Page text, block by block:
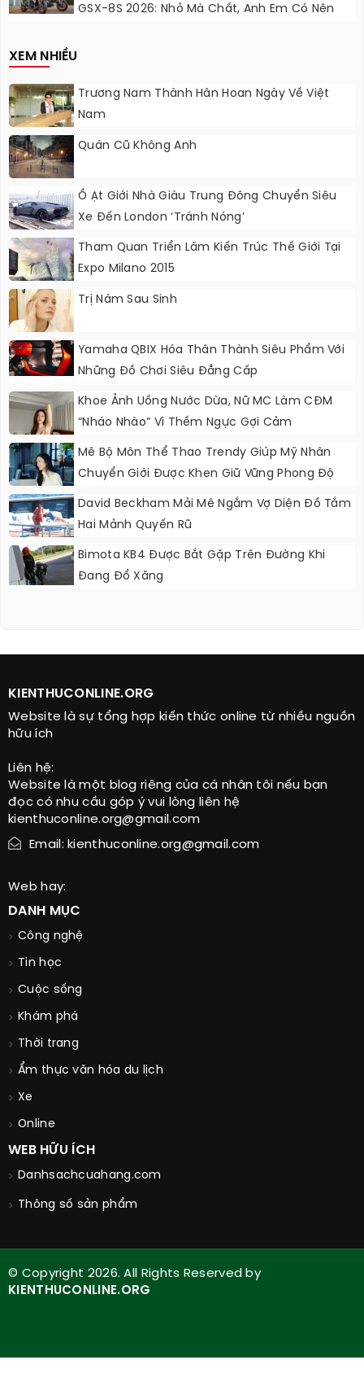
GSX-8S 2026: Nhỏ Mà Chất, Anh Em Có Nên
XEM NHIỀU
Trương Nam Thành Hân Hoan Ngày Về Việt
Nam
Quán Cũ Không Anh
Ồ Ạt Giới Nhà Giàu Trung Đông Chuyển Siêu
Xe Đến London ‘tránh Nóng’
Tham Quan Triển Lãm Kiến Trúc Thế Giới Tại
Expo Milano 2015
Trị Nám Sau Sinh
Yamaha QBIX Hóa Thân Thành Siêu Phẩm Với
Những Đồ Chơi Siêu Đẳng Cấp
Khoe Ảnh Uống Nước Dừa, Nữ MC Làm CĐM
“nháo Nhào” Vì Thềm Ngực Gợi Cảm
Mê Bộ Môn Thể Thao Trendy Giúp Mỹ Nhân
Chuyển Giới Được Khen Giữ Vững Phong Độ
Nhan Sắc
David Beckham Mải Mê Ngắm Vợ Diện Đồ Tắm
Hai Mảnh Quyến Rũ
Bimota KB4 Được Bắt Gặp Trên Đường Khi
Đang Đổ Xăng
KIENTHUCONLINE.ORG
Website là sự tổng hợp kiến thức online từ nhiều nguồn
hữu ích
Liên hệ:
Website là một blog riêng của cá nhân tôi nếu bạn
đọc có nhu cầu góp ý vui lòng liên hệ
kienthuconline.org@gmail.com
Email: kienthuconline.org@gmail.com
Web hay:
DANH MỤC
Công nghệ
Tin học
Cuộc sống
Khám phá
Thời trang
Ẩm thực văn hóa du lịch
Xe
Online
WEB HỮU ÍCH
Danhsachcuahang.com
Thông số sản phẩm
© Copyright 2026. All Rights Reserved by
KIENTHUCONLINE.ORG